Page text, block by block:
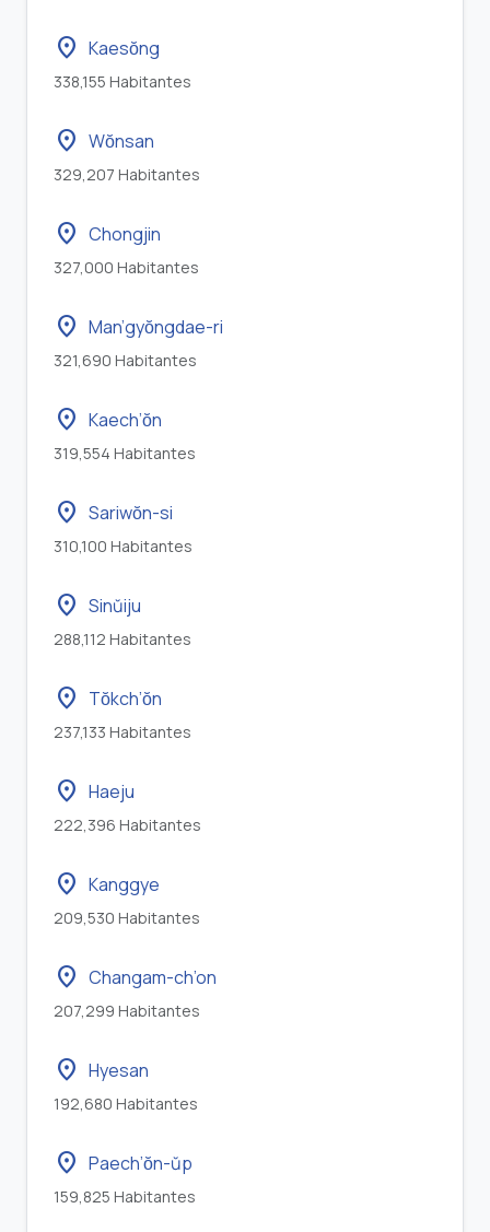
location_on Kaesŏng
338,155 Habitantes
location_on Wŏnsan
329,207 Habitantes
location_on Chongjin
327,000 Habitantes
location_on Man’gyŏngdae-ri
321,690 Habitantes
location_on Kaech’ŏn
319,554 Habitantes
location_on Sariwŏn-si
310,100 Habitantes
location_on Sinŭiju
288,112 Habitantes
location_on Tŏkch’ŏn
237,133 Habitantes
location_on Haeju
222,396 Habitantes
location_on Kanggye
209,530 Habitantes
location_on Changam-ch’on
207,299 Habitantes
location_on Hyesan
192,680 Habitantes
location_on Paech’ŏn-ŭp
159,825 Habitantes